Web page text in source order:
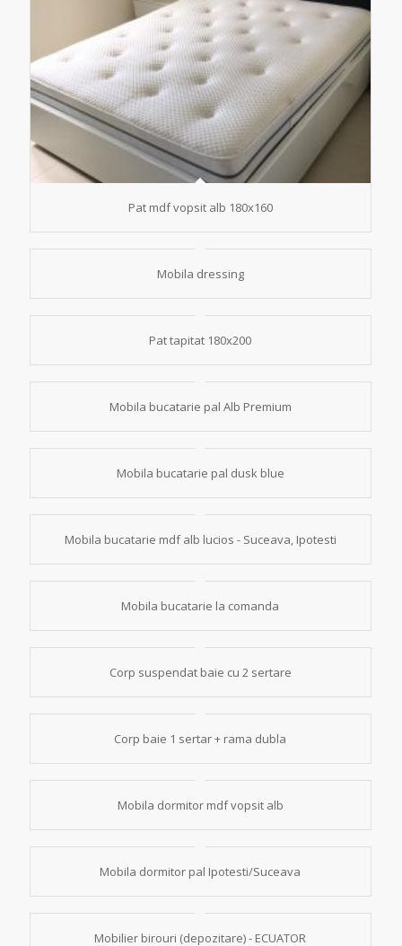
Pat mdf vopsit alb 180x160
Mobila dressing
Pat tapitat 180x200
Mobila bucatarie pal Alb Premium
Mobila bucatarie pal dusk blue
Mobila bucatarie mdf alb lucios - Suceava, Ipotesti
Mobila bucatarie la comanda
Corp suspendat baie cu 2 sertare
Corp baie 1 sertar + rama dubla
Mobila dormitor mdf vopsit alb
Mobila dormitor pal Ipotesti/Suceava
Mobilier birouri (depozitare) - ECUATOR